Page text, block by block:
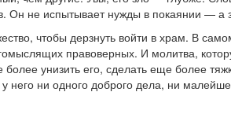
Он не испытывает нужды в покаянии —
чтобы дерзнуть войти в храм. В
правоверных. И молитва,
унизить его, сделать еще более
ни одного доброго дела, ни